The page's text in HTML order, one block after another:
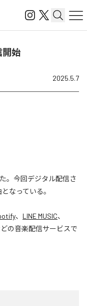
開始
2025.5.7
。今回デジタル配信さ
なっている。
、 LINE MUSIC、
の音楽配信サービスで